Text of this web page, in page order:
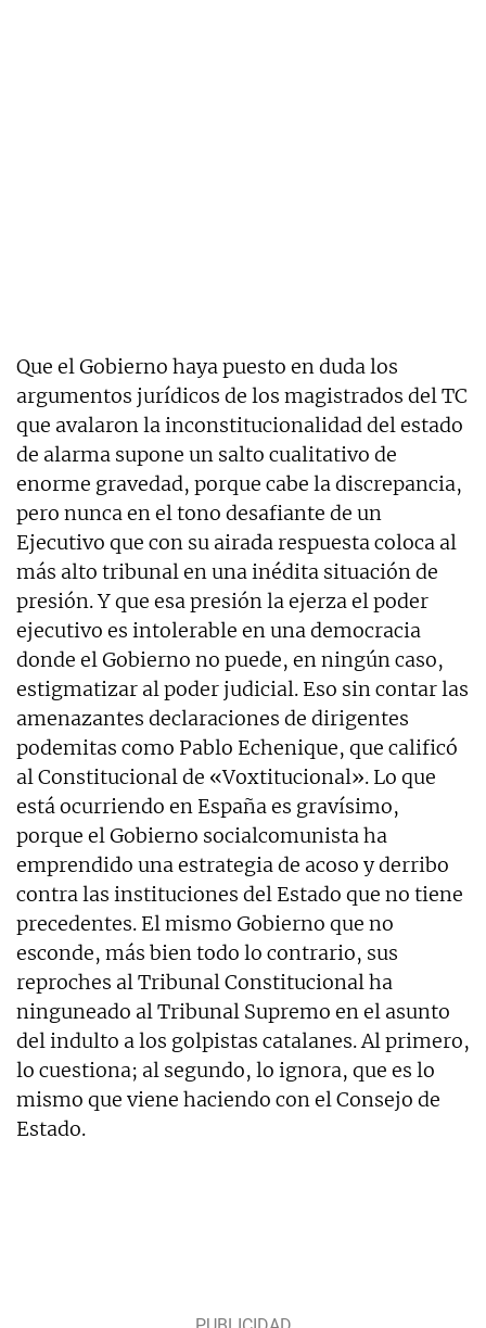
Que el Gobierno haya puesto en duda los
argumentos jurídicos de los magistrados del TC
que avalaron la inconstitucionalidad del estado
de alarma supone un salto cualitativo de
enorme gravedad, porque cabe la discrepancia,
pero nunca en el tono desafiante de un
Ejecutivo que con su airada respuesta coloca al
más alto tribunal en una inédita situación de
presión. Y que esa presión la ejerza el poder
ejecutivo es intolerable en una democracia
donde el Gobierno no puede, en ningún caso,
estigmatizar al poder judicial. Eso sin contar las
amenazantes declaraciones de dirigentes
podemitas como Pablo Echenique, que calificó
al Constitucional de «Voxtitucional». Lo que
está ocurriendo en España es gravísimo,
porque el Gobierno socialcomunista ha
emprendido una estrategia de acoso y derribo
contra las instituciones del Estado que no tiene
precedentes. El mismo Gobierno que no
esconde, más bien todo lo contrario, sus
reproches al Tribunal Constitucional ha
ninguneado al Tribunal Supremo en el asunto
del indulto a los golpistas catalanes. Al primero,
lo cuestiona; al segundo, lo ignora, que es lo
mismo que viene haciendo con el Consejo de
Estado.